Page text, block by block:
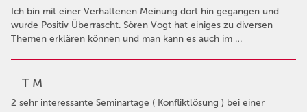
Ich bin mit einer Verhaltenen Meinung dort hin gegangen und
wurde Positiv Überrascht. Sören Vogt hat einiges zu diversen
Themen erklären können und man kann es auch im …
T M
2 sehr interessante Seminartage ( Konfliktlösung ) bei einer